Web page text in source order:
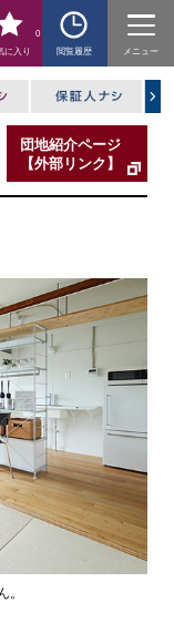
に入り
0
閲覧履歴
メニュー
団地紹介ページ
【外部リンク】